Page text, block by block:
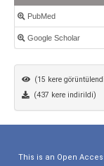
PubMed
Google Scholar
(15 kere
(437 kere indirildi)
This is an Open